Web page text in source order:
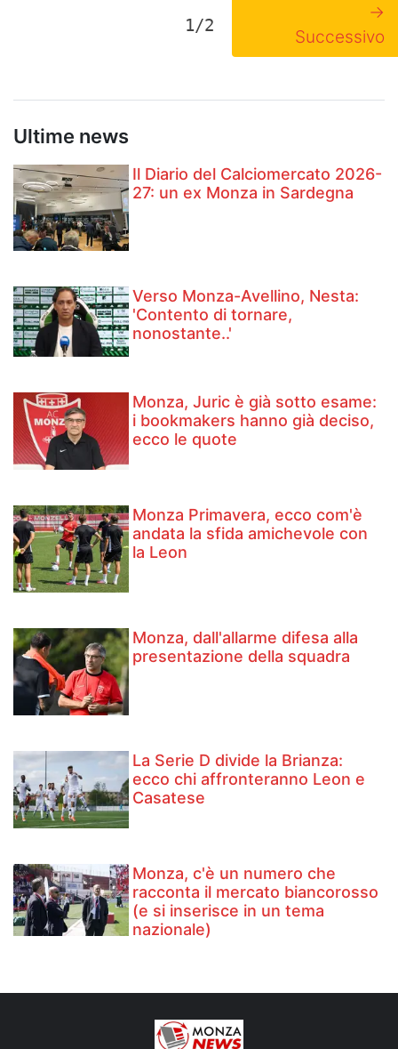
1/2
→
Successivo
Ultime news
Il Diario del Calciomercato 2026-
27: un ex Monza in Sardegna
Verso Monza-Avellino, Nesta:
'Contento di tornare,
nonostante..'
Monza, Juric è già sotto esame:
i bookmakers hanno già deciso,
ecco le quote
Monza Primavera, ecco com'è
andata la sfida amichevole con
la Leon
Monza, dall'allarme difesa alla
presentazione della squadra
La Serie D divide la Brianza:
ecco chi affronteranno Leon e
Casatese
Monza, c'è un numero che
racconta il mercato biancorosso
(e si inserisce in un tema
nazionale)